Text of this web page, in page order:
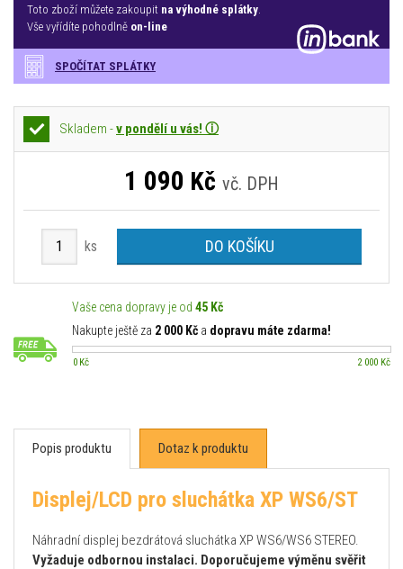
Toto zboží můžete zakoupit na výhodné splátky.
Vše vyřídíte pohodlně on-line
SPOČÍTAT SPLÁTKY
Skladem -v pondělí u vás! ⓘ
1 090 Kč vč. DPH
ks DO KOŠÍKU
Vaše cena dopravy je od 45 Kč
Nakupte ještě za 2 000 Kč a dopravu máte zdarma!
0 Kč 2 000 Kč
Popis produktu Dotaz k produktu
Displej/LCD pro sluchátka XP WS6/ST
Náhradní displej bezdrátová sluchátka XP WS6/WS6 STEREO.
Vyžaduje odbornou instalaci. Doporučujeme výměnu svěřit